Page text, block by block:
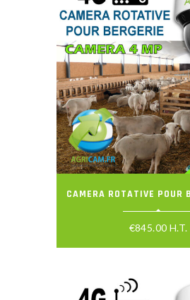
CAMERA ROTATIVE POUR
€845.00 H.T.